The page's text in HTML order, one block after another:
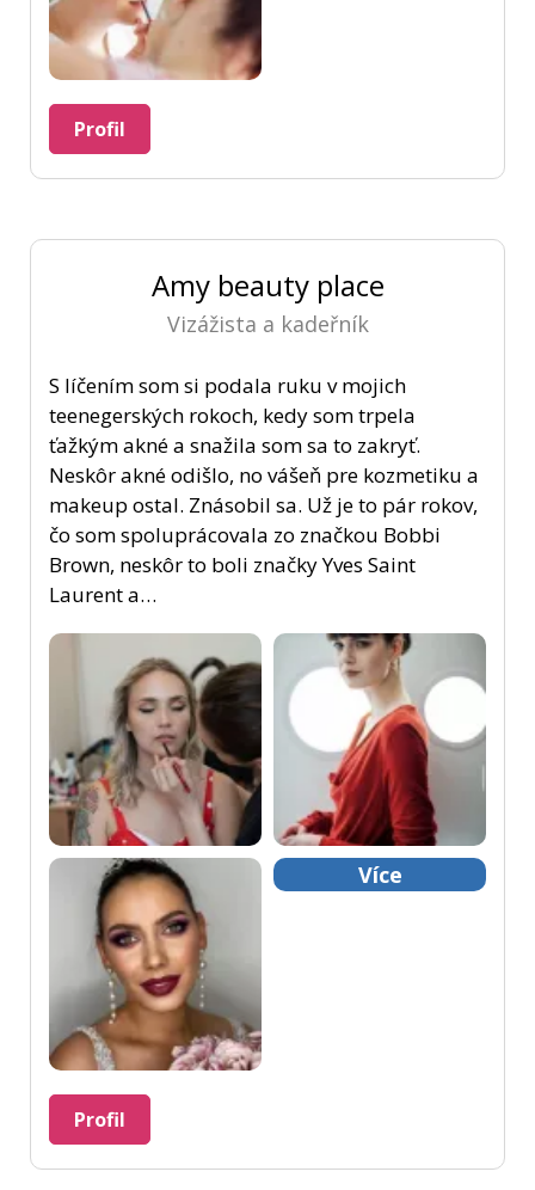
Profil
Amy beauty place
Vizážista a kadeřník
S líčením som si podala ruku v mojich
teenegerských rokoch, kedy som trpela
ťažkým akné a snažila som sa to zakryť.
Neskôr akné odišlo, no vášeň pre kozmetiku a
makeup ostal. Znásobil sa. Už je to pár rokov,
čo som spoluprácovala zo značkou Bobbi
Brown, neskôr to boli značky Yves Saint
Laurent a…
Více
Profil